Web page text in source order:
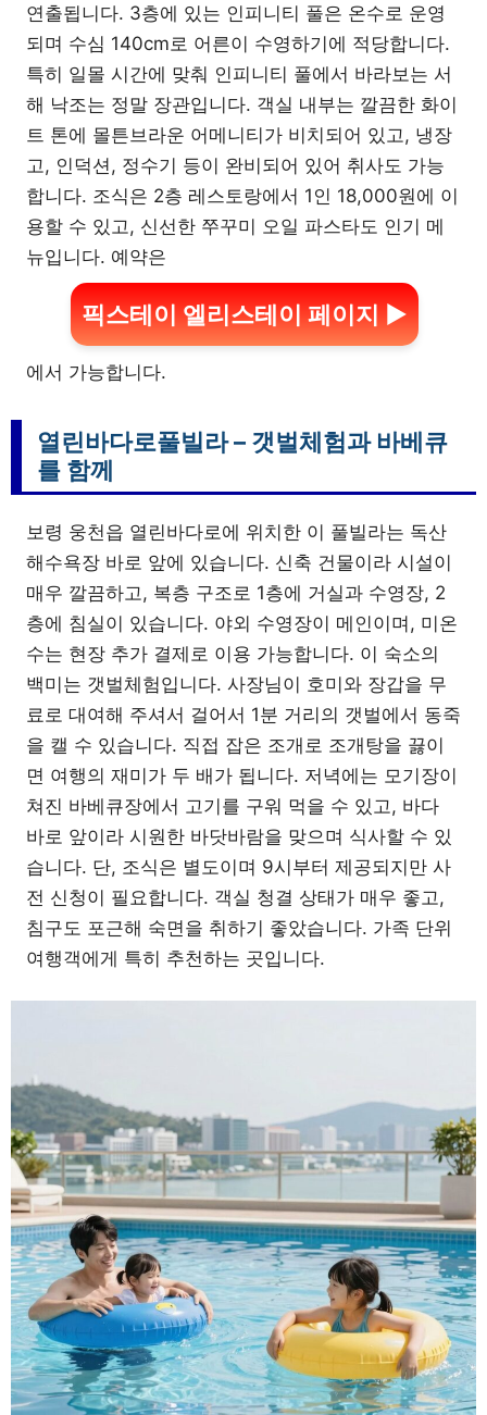
연출됩니다. 3층에 있는 인피니티 풀은 온수로 운영
되며 수심 140cm로 어른이 수영하기에 적당합니다.
특히 일몰 시간에 맞춰 인피니티 풀에서 바라보는 서
해 낙조는 정말 장관입니다. 객실 내부는 깔끔한 화이
트 톤에 몰튼브라운 어메니티가 비치되어 있고, 냉장
고, 인덕션, 정수기 등이 완비되어 있어 취사도 가능
합니다. 조식은 2층 레스토랑에서 1인 18,000원에 이
용할 수 있고, 신선한 쭈꾸미 오일 파스타도 인기 메
뉴입니다. 예약은
픽스테이 엘리스테이 페이지 ▶
에서 가능합니다.
열린바다로풀빌라 – 갯벌체험과 바베큐
를 함께
보령 웅천읍 열린바다로에 위치한 이 풀빌라는 독산
해수욕장 바로 앞에 있습니다. 신축 건물이라 시설이
매우 깔끔하고, 복층 구조로 1층에 거실과 수영장, 2
층에 침실이 있습니다. 야외 수영장이 메인이며, 미온
수는 현장 추가 결제로 이용 가능합니다. 이 숙소의
백미는 갯벌체험입니다. 사장님이 호미와 장갑을 무
료로 대여해 주셔서 걸어서 1분 거리의 갯벌에서 동죽
을 캘 수 있습니다. 직접 잡은 조개로 조개탕을 끓이
면 여행의 재미가 두 배가 됩니다. 저녁에는 모기장이
쳐진 바베큐장에서 고기를 구워 먹을 수 있고, 바다
바로 앞이라 시원한 바닷바람을 맞으며 식사할 수 있
습니다. 단, 조식은 별도이며 9시부터 제공되지만 사
전 신청이 필요합니다. 객실 청결 상태가 매우 좋고,
침구도 포근해 숙면을 취하기 좋았습니다. 가족 단위
여행객에게 특히 추천하는 곳입니다.